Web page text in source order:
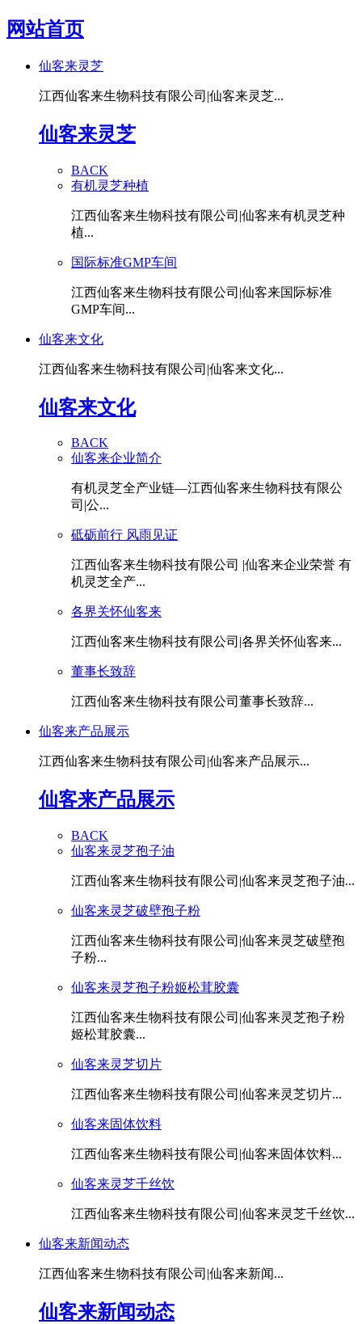
网站首页
仙客来灵芝
江西仙客来生物科技有限公司|仙客来灵芝...
仙客来灵芝
BACK
有机灵芝种植
江西仙客来生物科技有限公司|仙客来有机灵芝种
植...
国际标准GMP车间
江西仙客来生物科技有限公司|仙客来国际标准
GMP车间...
仙客来文化
江西仙客来生物科技有限公司|仙客来文化...
仙客来文化
BACK
仙客来企业简介
有机灵芝全产业链—江西仙客来生物科技有限公
司|公...
砥砺前行 风雨见证
江西仙客来生物科技有限公司 |仙客来企业荣誉 有
机灵芝全产...
各界关怀仙客来
江西仙客来生物科技有限公司|各界关怀仙客来...
董事长致辞
江西仙客来生物科技有限公司董事长致辞...
仙客来产品展示
江西仙客来生物科技有限公司|仙客来产品展示...
仙客来产品展示
BACK
仙客来灵芝孢子油
江西仙客来生物科技有限公司|仙客来灵芝孢子油...
仙客来灵芝破壁孢子粉
江西仙客来生物科技有限公司|仙客来灵芝破壁孢
子粉...
仙客来灵芝孢子粉姬松茸胶囊
江西仙客来生物科技有限公司|仙客来灵芝孢子粉
姬松茸胶囊...
仙客来灵芝切片
江西仙客来生物科技有限公司|仙客来灵芝切片...
仙客来固体饮料
江西仙客来生物科技有限公司|仙客来固体饮料...
仙客来灵芝千丝饮
江西仙客来生物科技有限公司|仙客来灵芝千丝饮...
仙客来新闻动态
江西仙客来生物科技有限公司|仙客来新闻...
仙客来新闻动态